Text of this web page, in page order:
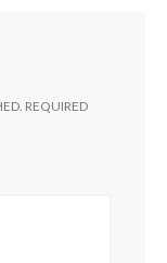
REQUIRED